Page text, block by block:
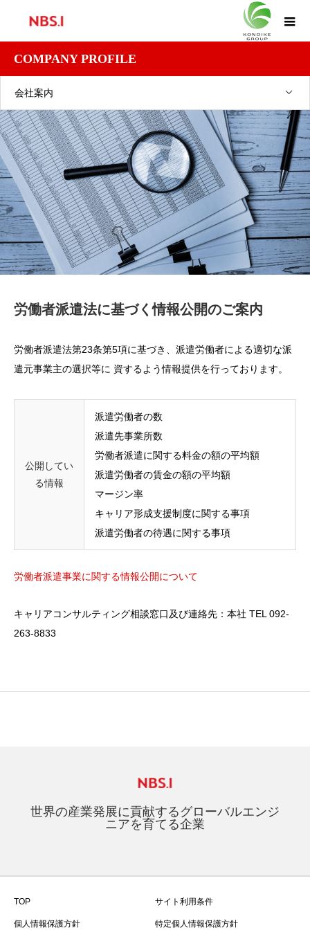
COMPANY PROFILE
会社案内
労働者派遣法に基づく情報公開のご案内
労働者派遣法第23条第5項に基づき、派遣労働者による適切な派
遣元事業主の選択等に 資するよう情報提供を行っております。
公開してい
る情報
派遣労働者の数
派遣先事業所数
労働者派遣に関する料金の額の平均額
派遣労働者の賃金の額の平均額
マージン率
キャリア形成支援制度に関する事項
​派遣労働者の待遇に関する事項
労働者派遣事業に関する情報公開について
キャリアコンサルティング相談窓口及び連絡先：本社 TEL 092-
263-8833
世界の産業発展に貢献するグローバルエンジ
ニアを育てる企業
TOP サイト利用条件
個人情報保護方針 特定個人情報保護方針